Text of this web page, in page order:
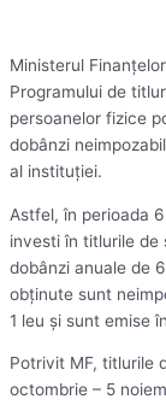
Ministerul
Programului de
persoanelor fizice
dobânzi
al instituţiei.
Astfel, în perioada
investi în titlurile de
dobânzi anuale de
obţinute sunt
1 leu şi sunt emise
Potrivit MF, titlurile
octombrie – 5